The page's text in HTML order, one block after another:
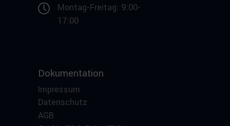
Montag-Freitag: 9:00-
17:00
Dokumentation
Impressum
Datenschutz
AGB